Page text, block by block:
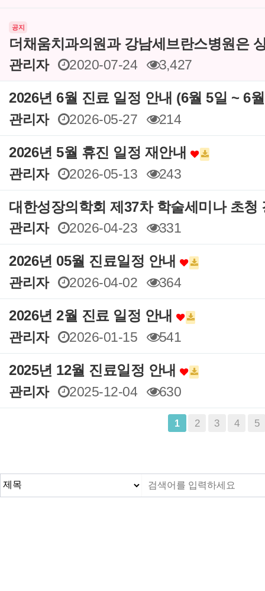
공지
더채움치과의원과 강남세브란스병원은
관리자
2020-07-24 3,427
2026년 6월 진료 일정 안내 (6월 5일 ~ 6
관리자
2026-05-27 214
2026년 5월 휴진 일정 재안내
관리자
2026-05-13 243
대한성장의학회 제37차 학술세미나 초청
관리자
2026-04-23 331
2026년 05월 진료일정 안내
관리자
2026-04-02 364
2026년 2월 진료 일정 안내
관리자
2026-01-15 541
2025년 12월 진료일정 안내
관리자
2025-12-04 630
1 2 3 4 5